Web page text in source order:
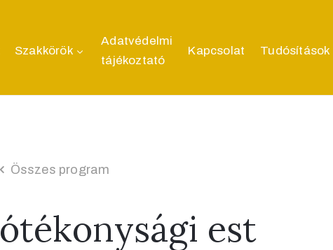
Szakkörök
Adatvédelmi
tájékoztató
Kapcsolat Tudósítások
Összes program
est